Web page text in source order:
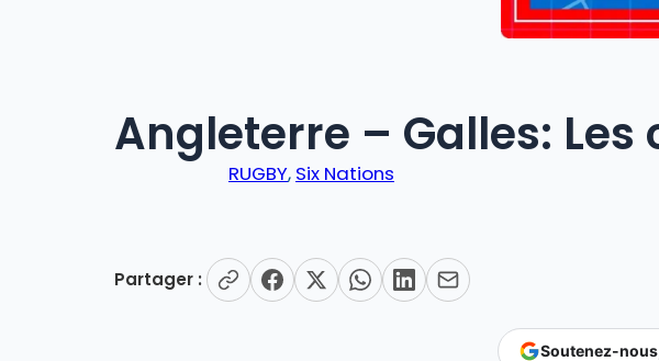
Angleterre – Galles:
RUGBY, Six Nations
Partager :
Soutenez-